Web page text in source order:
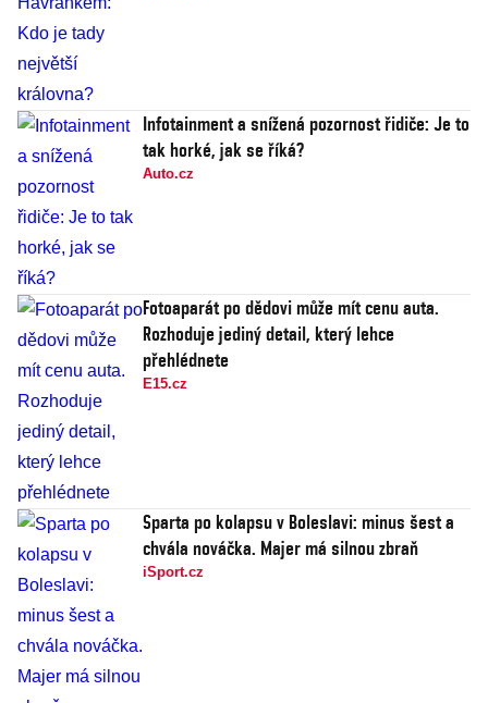
Infotainment a snížená pozornost řidiče: Je to
tak horké, jak se říká?
Auto.cz
Fotoaparát po dědovi může mít cenu auta.
Rozhoduje jediný detail, který lehce
přehlédnete
E15.cz
Sparta po kolapsu v Boleslavi: minus šest a
chvála nováčka. Majer má silnou zbraň
iSport.cz